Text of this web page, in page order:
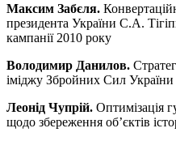
Максим Забєля.
президента України С.А.
кампанії 2010 року
Володимир Данилов.
іміджу Збройних Сил України
Леонід Чупрій. Оптимізація
щодо збереження об’єктів